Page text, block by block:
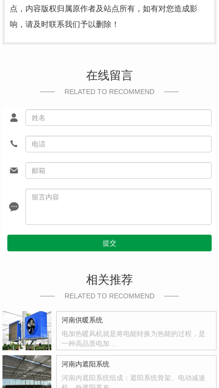
点，内容版权归属原作者及站点所有，如有对您造成影
响，请及时联系我们予以删除！
在线留言
RELATED TO RECOMMEND
提交
相关推荐
RELATED TO RECOMMEND
河南供暖系统
电加热暖风机就是将电能转换为热能的过程，是
一种高品质电加…
河南内遮阳系统
河南内遮阳系统组成：遮阳系统骨架、电动减速